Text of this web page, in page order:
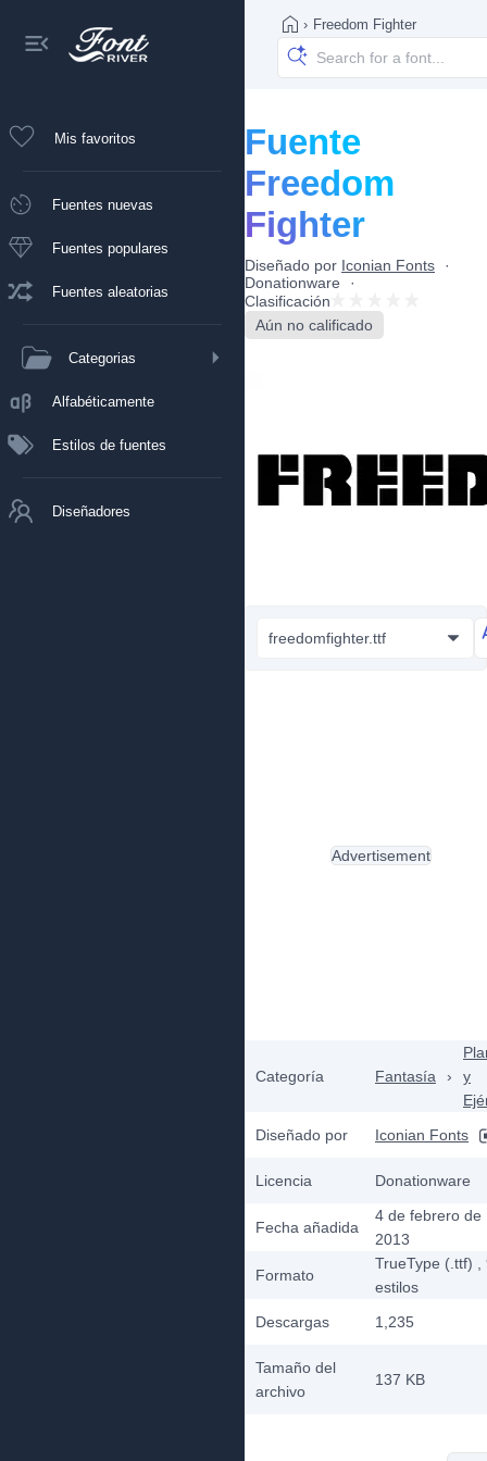
Mis favoritos
Fuentes nuevas
Fuentes populares
Fuentes aleatorias
Categorias
Alfabéticamente
Estilos de fuentes
Diseñadores
› Freedom Fighter
Fuente
Freedom
Fighter
Diseñado por Iconian Fonts
Donationware
Clasificación
Aún no calificado
freedomfighter.ttf
Categoría Fantasía ›
y
Diseñado por
Iconian Fonts
Licencia Donationware
Fecha añadida
4 de febrero de
2013
Formato
TrueType (.ttf)
estilos
Descargas
1,235
Tamaño del
archivo
137 KB
Advertisement